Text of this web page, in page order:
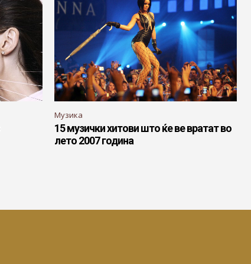
Музика
15 музички хитови што ќе ве вратат во
лето 2007 година